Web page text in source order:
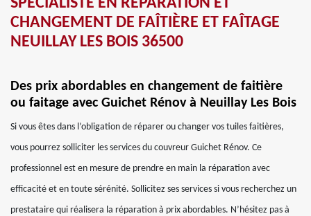
SPÉCIALISTE EN RÉPARATION ET
CHANGEMENT DE FAÎTIÈRE ET FAÎTAGE
NEUILLAY LES BOIS 36500
Des prix abordables en changement de faitière
ou faitage avec Guichet Rénov à Neuillay Les Bois
Si vous êtes dans l’obligation de réparer ou changer vos tuiles faitières,
vous pourrez solliciter les services du couvreur Guichet Rénov. Ce
professionnel est en mesure de prendre en main la réparation avec
efficacité et en toute sérénité. Sollicitez ses services si vous recherchez un
prestataire qui réalisera la réparation à prix abordables. N’hésitez pas à